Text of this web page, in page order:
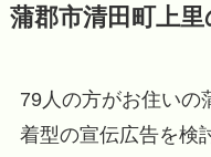
蒲郡市清田町上
79人の方がお住いの
着型の宣伝広告を検